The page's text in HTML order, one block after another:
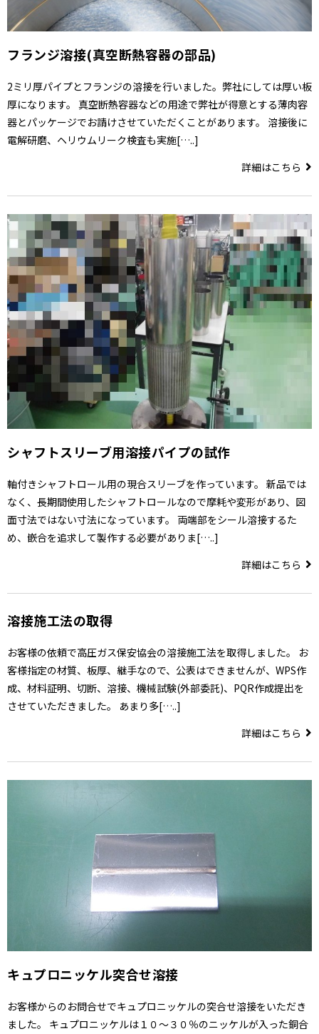
フランジ溶接(真空断熱容器の部品)
2ミリ厚パイプとフランジの溶接を行いました。弊社にしては厚い板
厚になります。 真空断熱容器などの用途で弊社が得意とする薄肉容
器とパッケージでお請けさせていただくことがあります。 溶接後に
電解研磨、ヘリウムリーク検査も実施[…..]
詳細はこちら
シャフトスリーブ用溶接パイプの試作
軸付きシャフトロール用の現合スリーブを作っています。 新品では
なく、長期間使用したシャフトロールなので摩耗や変形があり、図
面寸法ではない寸法になっています。 両端部をシール溶接するた
め、嵌合を追求して製作する必要がありま[…..]
詳細はこちら
溶接施工法の取得
お客様の依頼で高圧ガス保安協会の溶接施工法を取得しました。 お
客様指定の材質、板厚、継手なので、公表はできませんが、WPS作
成、材料証明、切断、溶接、機械試験(外部委託)、PQR作成提出を
させていただきました。 あまり多[…..]
詳細はこちら
キュプロニッケル突合せ溶接
お客様からのお問合せでキュプロニッケルの突合せ溶接をいただき
ました。 キュプロニッケルは１０～３０％のニッケルが入った銅合